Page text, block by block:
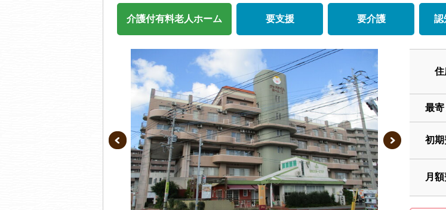
介護付有料老人ホーム 要支援 要介護 認
住
最寄
初期
月